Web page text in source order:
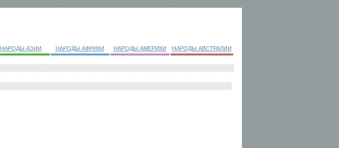
НАРОДЫ АЗИИ НАРОДЫ АФРИКИ НАРОДЫ АМЕРИКИ НАРОДЫ АВСТРАЛИИ